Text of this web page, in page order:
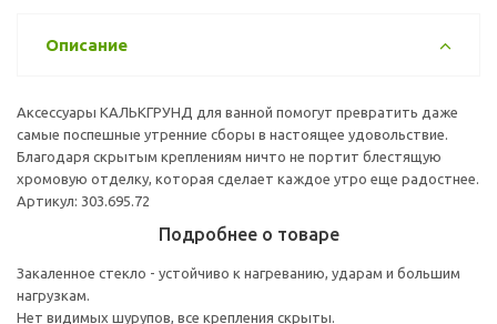
Описание
Аксессуары КАЛЬКГРУНД для ванной помогут превратить даже
самые поспешные утренние сборы в настоящее удовольствие.
Благодаря скрытым креплениям ничто не портит блестящую
хромовую отделку, которая сделает каждое утро еще радостнее.
Артикул: 303.695.72
Подробнее о товаре
Закаленное стекло - устойчиво к нагреванию, ударам и большим
нагрузкам.
Нет видимых шурупов, все крепления скрыты.